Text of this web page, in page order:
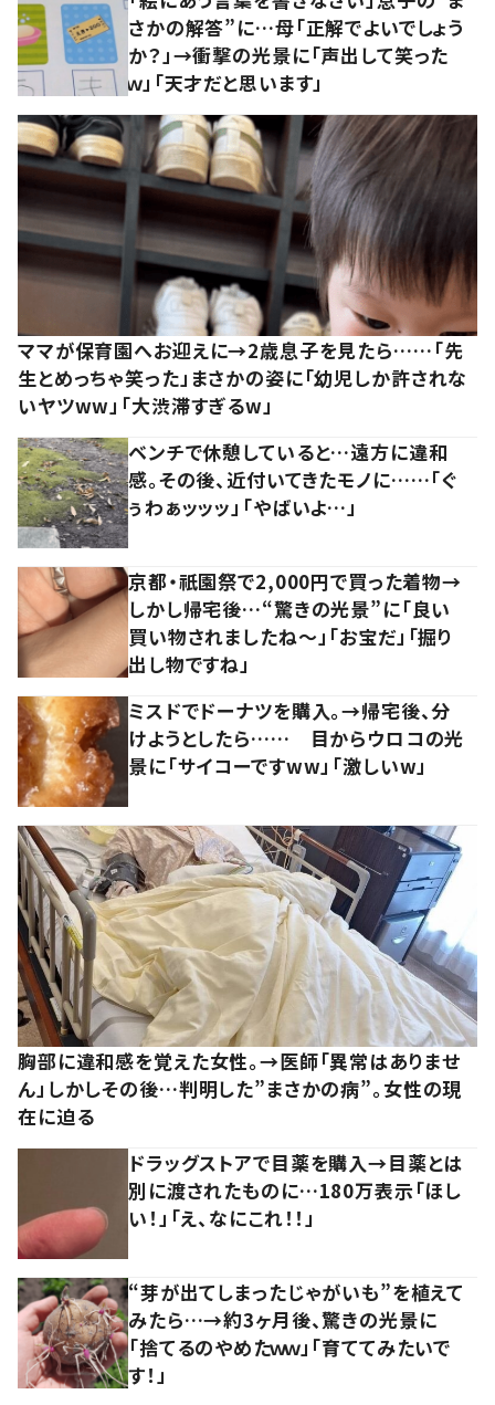
さかの解答”に…母「正解でよいでしょう
か？」→衝撃の光景に「声出して笑った
ｗ」「天才だと思います」
ママが保育園へお迎えに→2歳息子を見たら……「先
生とめっちゃ笑った」まさかの姿に「幼児しか許されな
いヤツww」「大渋滞すぎるw」
ベンチで休憩していると…遠方に違和
感。その後、近付いてきたモノに……「ぐ
ぅわぁッッッ」「やばいよ…」
京都・祇園祭で2,000円で買った着物→
しかし帰宅後…“驚きの光景”に「良い
買い物されましたね～」「お宝だ」「掘り
出し物ですね」
ミスドでドーナツを購入。→帰宅後、分
けようとしたら…… 目からウロコの光
景に「サイコーですww」「激しいw」
胸部に違和感を覚えた女性。→医師「異常はありませ
ん」しかしその後…判明した”まさかの病”。女性の現
在に迫る
ドラッグストアで目薬を購入→目薬とは
別に渡されたものに…180万表示「ほし
い！」「え、なにこれ！！」
“芽が出てしまったじゃがいも”を植えて
みたら…→約3ヶ月後、驚きの光景に
「捨てるのやめたｗｗ」「育ててみたいで
す！」